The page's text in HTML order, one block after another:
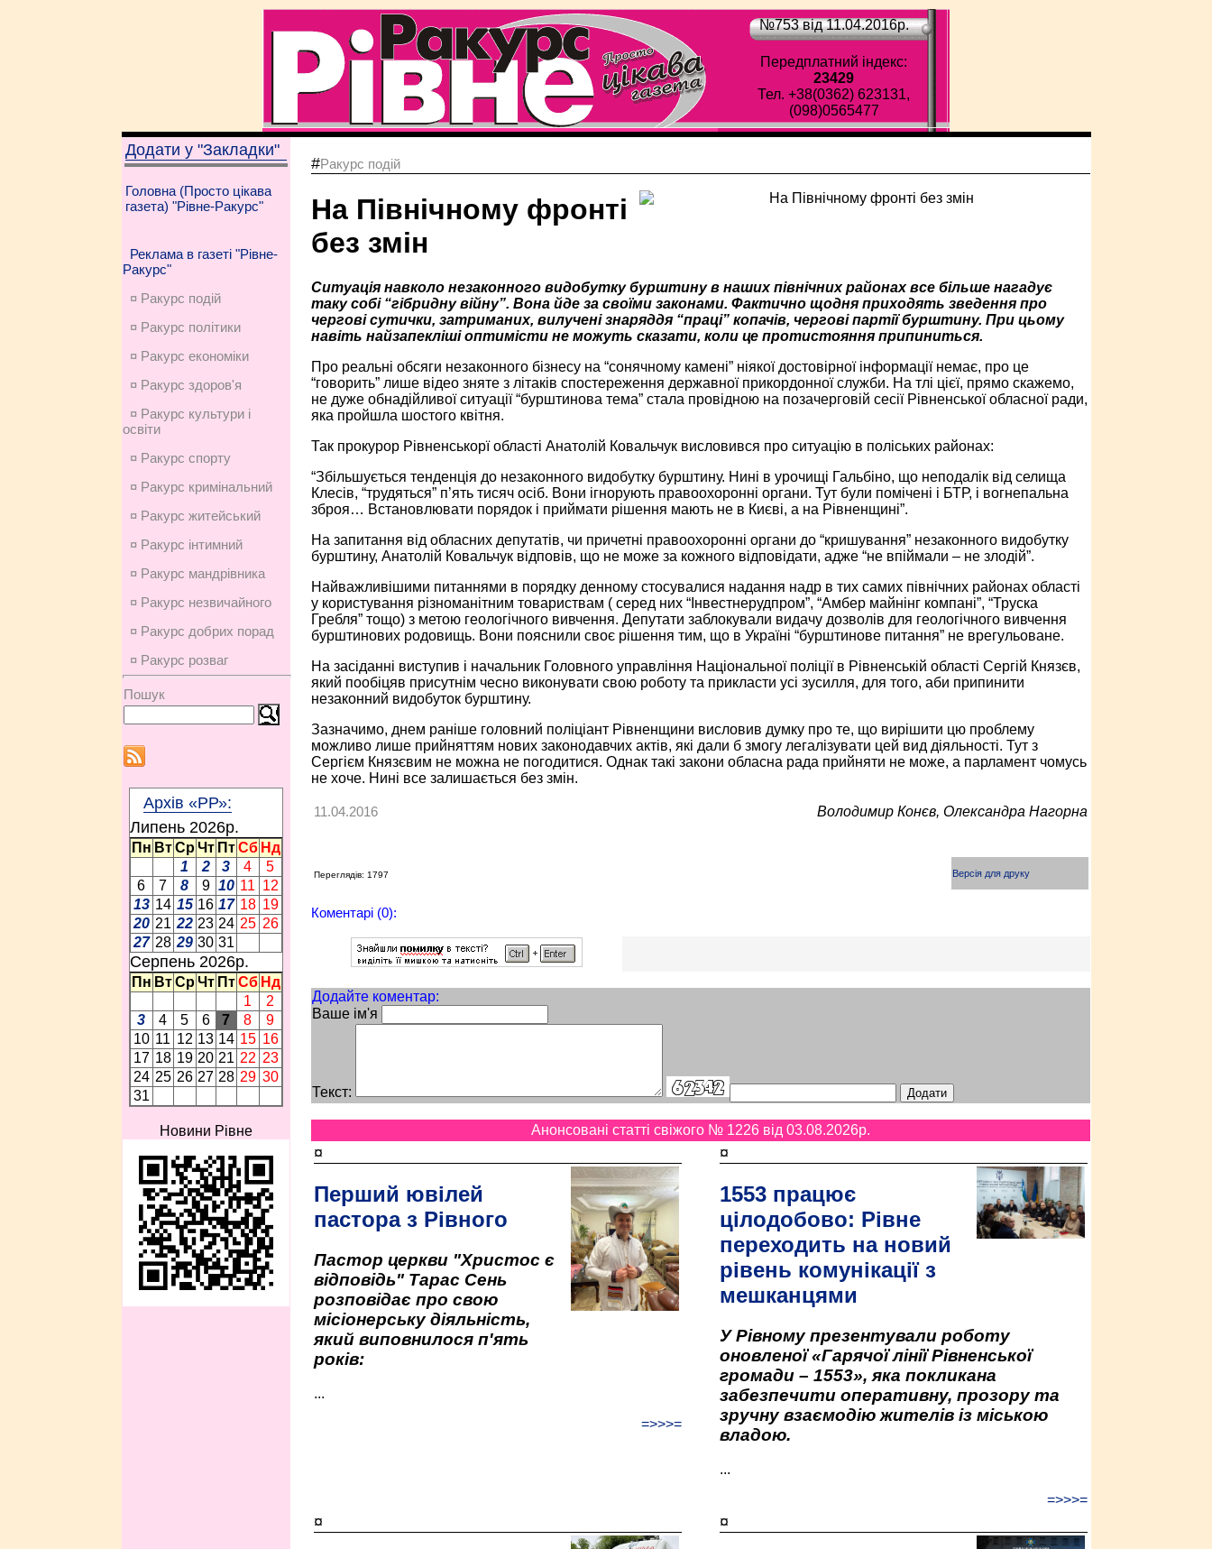
№753 від 11.04.2016p.
Передплатний індекс:
23429
Тел. +38(0362) 623131,
(098)0565477
Додати у "Закладки"
Головна (Просто цікава
газета) "Рівне-Ракурс"
Реклама в газеті "Рівне-
Ракурс"
¤ Ракурс подій
¤ Ракурс політики
¤ Ракурс економiки
¤ Ракурс здоров'я
¤ Ракурс культури і
освіти
¤ Ракурс спорту
¤ Ракурс кримінальний
¤ Ракурс житейський
¤ Ракурс інтимний
¤ Ракурс мандрівника
¤ Ракурс незвичайного
¤ Ракурс добрих порад
¤ Ракурс розваг
Пошук
Архів «РР»:
Липень 2026p.
Пн Вт Ср Чт Пт Сб Нд
1
2 3 4
5
6
7 8 9 10 11 12
13 14 15 16 17 18 19
20 21 22 23 24 25 26
27 28 29 30 31
Серпень 2026p.
Пн Вт Ср Чт Пт Сб Нд
1
2
3
4 5 6 7 8
9
10 11 12 13 14 15 16
17 18 19 20 21 22 23
24 25 26 27 28 29 30
31
Новини Рівне
#Ракурс подій
На Північному фронті
без змін
Ситуація навколо незаконного видобутку бурштину в наших північних районах все більше нагадує
таку собі “гібридну війну”. Вона йде за своїми законами. Фактично щодня приходять зведення про
чергові сутички, затриманих, вилучені знаряддя “праці” копачів, чергові партії бурштину. При цьому
навіть найзапекліші оптимісти не можуть сказати, коли це протистояння припиниться.
Про реальні обсяги незаконного бізнесу на “сонячному камені” ніякої достовірної інформації немає, про це
“говорить” лише відео зняте з літаків спостереження державної прикордонної служби. На тлі цієї, прямо скажемо,
не дуже обнадійливої ситуації “бурштинова тема” стала провідною на позачерговій сесії Рівненської обласної ради,
яка пройшла шостого квітня.
Так прокурор Рівненськорї області Анатолій Ковальчук висловився про ситуацію в поліських районах:
“Збільшується тенденція до незаконного видобутку бурштину. Нині в урочищі Гальбіно, що неподалік від селища
Клесів, “трудяться” п’ять тисяч осіб. Вони ігнорують правоохоронні органи. Тут були помічені і БТР, і вогнепальна
зброя… Встановлювати порядок і приймати рішення мають не в Києві, а на Рівненщині”.
На запитання від обласних депутатів, чи причетні правоохоронні органи до “кришування” незаконного видобутку
бурштину, Анатолій Ковальчук відповів, що не може за кожного відповідати, адже “не впіймали – не злодій”.
Найважливішими питаннями в порядку денному стосувалися надання надр в тих самих північних районах області
у користування різноманітним товариствам ( серед них “Інвестнерудпром”, “Амбер майнінг компані”, “Труска
Гребля” тощо) з метою геологічного вивчення. Депутати заблокували видачу дозволів для геологічного вивчення
бурштинових родовищь. Вони пояснили своє рішення тим, що в Україні “бурштинове питання” не врегульоване.
На засіданні виступив і начальник Головного управління Національної поліції в Рівненській області Сергій Князєв,
який пообіцяв присутнім чесно виконувати свою роботу та прикласти усі зусилля, для того, аби припинити
незаконний видобуток бурштину.
Зазначимо, днем раніше головний поліціант Рівненщини висловив думку про те, що вирішити цю проблему
можливо лише прийняттям нових законодавчих актів, які дали б змогу легалізувати цей вид діяльності. Тут з
Сергієм Князєвим не можна не погодитися. Однак такі закони обласна рада прийняти не може, а парламент чомусь
не хоче. Нині все залишається без змін.
11.04.2016 Володимир Конєв, Олександра Нагорна
Переглядів: 1797 Версія для друку
Коментарі (0):
Додайте коментар:
Ваше ім'я
Текст:
Анонсовані статті свіжого № 1226 від 03.08.2026p.
¤
Перший ювілей
пастора з Рівного
Пастор церкви "Христос є
відповідь" Тарас Сень
розповідає про свою
місіонерську діяльність,
який виповнилося п'ять
років:
...
=>>>=
¤
1553 працює
цілодобово: Рівне
переходить на новий
рівень комунікації з
мешканцями
У Рівному презентували роботу
оновленої «Гарячої лінії Рівненської
громади – 1553», яка покликана
забезпечити оперативну, прозору та
зручну взаємодію жителів із міською
владою.
...
=>>>=
¤ ¤